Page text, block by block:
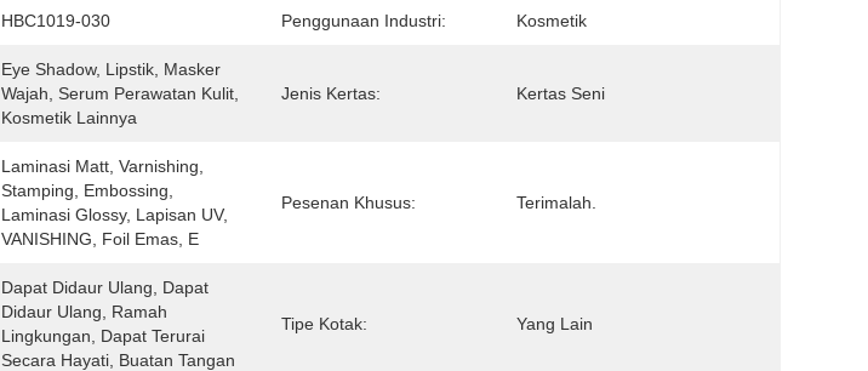
HBC1019-030 Penggunaan Industri: Kosmetik
Eye Shadow, Lipstik, Masker
Wajah, Serum Perawatan Kulit,
Kosmetik Lainnya
Jenis Kertas: Kertas Seni
Laminasi Matt, Varnishing,
Stamping, Embossing,
Laminasi Glossy, Lapisan UV,
VANISHING, Foil Emas, E
Pesenan Khusus: Terimalah.
Dapat Didaur Ulang, Dapat
Didaur Ulang, Ramah
Lingkungan, Dapat Terurai
Secara Hayati, Buatan Tangan
Tipe Kotak: Yang Lain